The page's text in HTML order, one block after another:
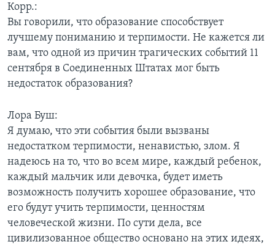
Корр.:
Вы говорили, что образование способствует
лучшему пониманию и терпимости. Не кажется ли
вам, что одной из причин трагических событий 11
сентября в Соединенных Штатах мог быть
недостаток образования?
Лора Буш:
Я думаю, что эти события были вызваны
недостатком терпимости, ненавистью, злом. Я
надеюсь на то, что во всем мире, каждый ребенок,
каждый мальчик или девочка, будет иметь
возможность получить хорошее образование, что
его будут учить терпимости, ценностям
человеческой жизни. По сути дела, все
цивилизованное общество основано на этих идеях,